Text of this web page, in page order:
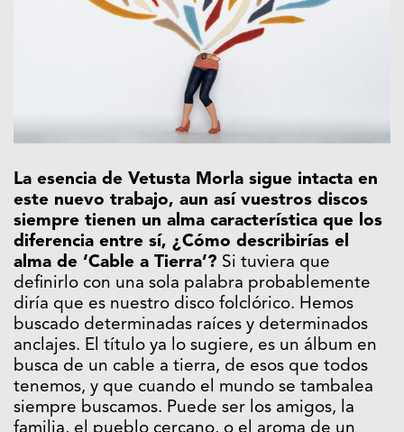
La esencia de Vetusta Morla sigue intacta en
este nuevo trabajo, aun así vuestros discos
siempre tienen un alma característica que los
diferencia entre sí, ¿Cómo describirías el
alma de ‘Cable a Tierra’? Si tuviera que
definirlo con una sola palabra probablemente
diría que es nuestro disco folclórico. Hemos
buscado determinadas raíces y determinados
anclajes. El título ya lo sugiere, es un álbum en
busca de un cable a tierra, de esos que todos
tenemos, y que cuando el mundo se tambalea
siempre buscamos. Puede ser los amigos, la